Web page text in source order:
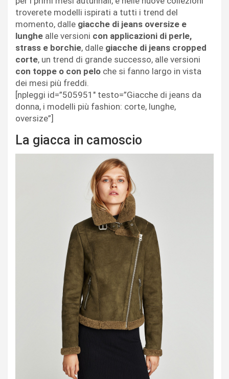
troverete modelli ispirati a tutti i trend del
momento, dalle giacche di jeans oversize e
lunghe alle versioni con applicazioni di perle,
strass e borchie, dalle giacche di jeans cropped
corte, un trend di grande successo, alle versioni
con toppe o con pelo che si fanno largo in vista
dei mesi più freddi.
[npleggi id=”505951″ testo=”Giacche di jeans da
donna, i modelli più fashion: corte, lunghe,
oversize”]
La giacca in camoscio